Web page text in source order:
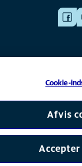
af Mars,
Cookie-
Afvis
Accepter